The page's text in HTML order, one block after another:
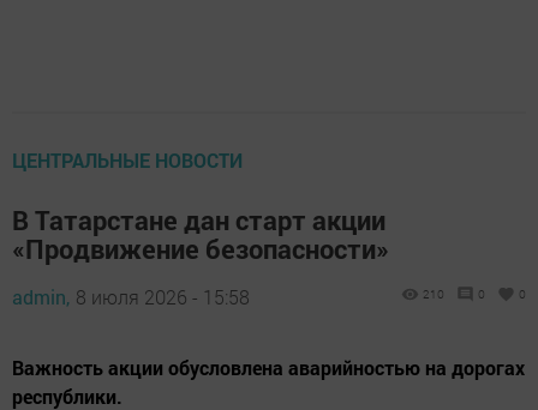
ЦЕНТРАЛЬНЫЕ НОВОСТИ
В Татарстане дан старт акции
«Продвижение безопасности»
admin, 8 июля 2026 - 15:58 210 0 0
Важность акции обусловлена аварийностью на дорогах
республики.